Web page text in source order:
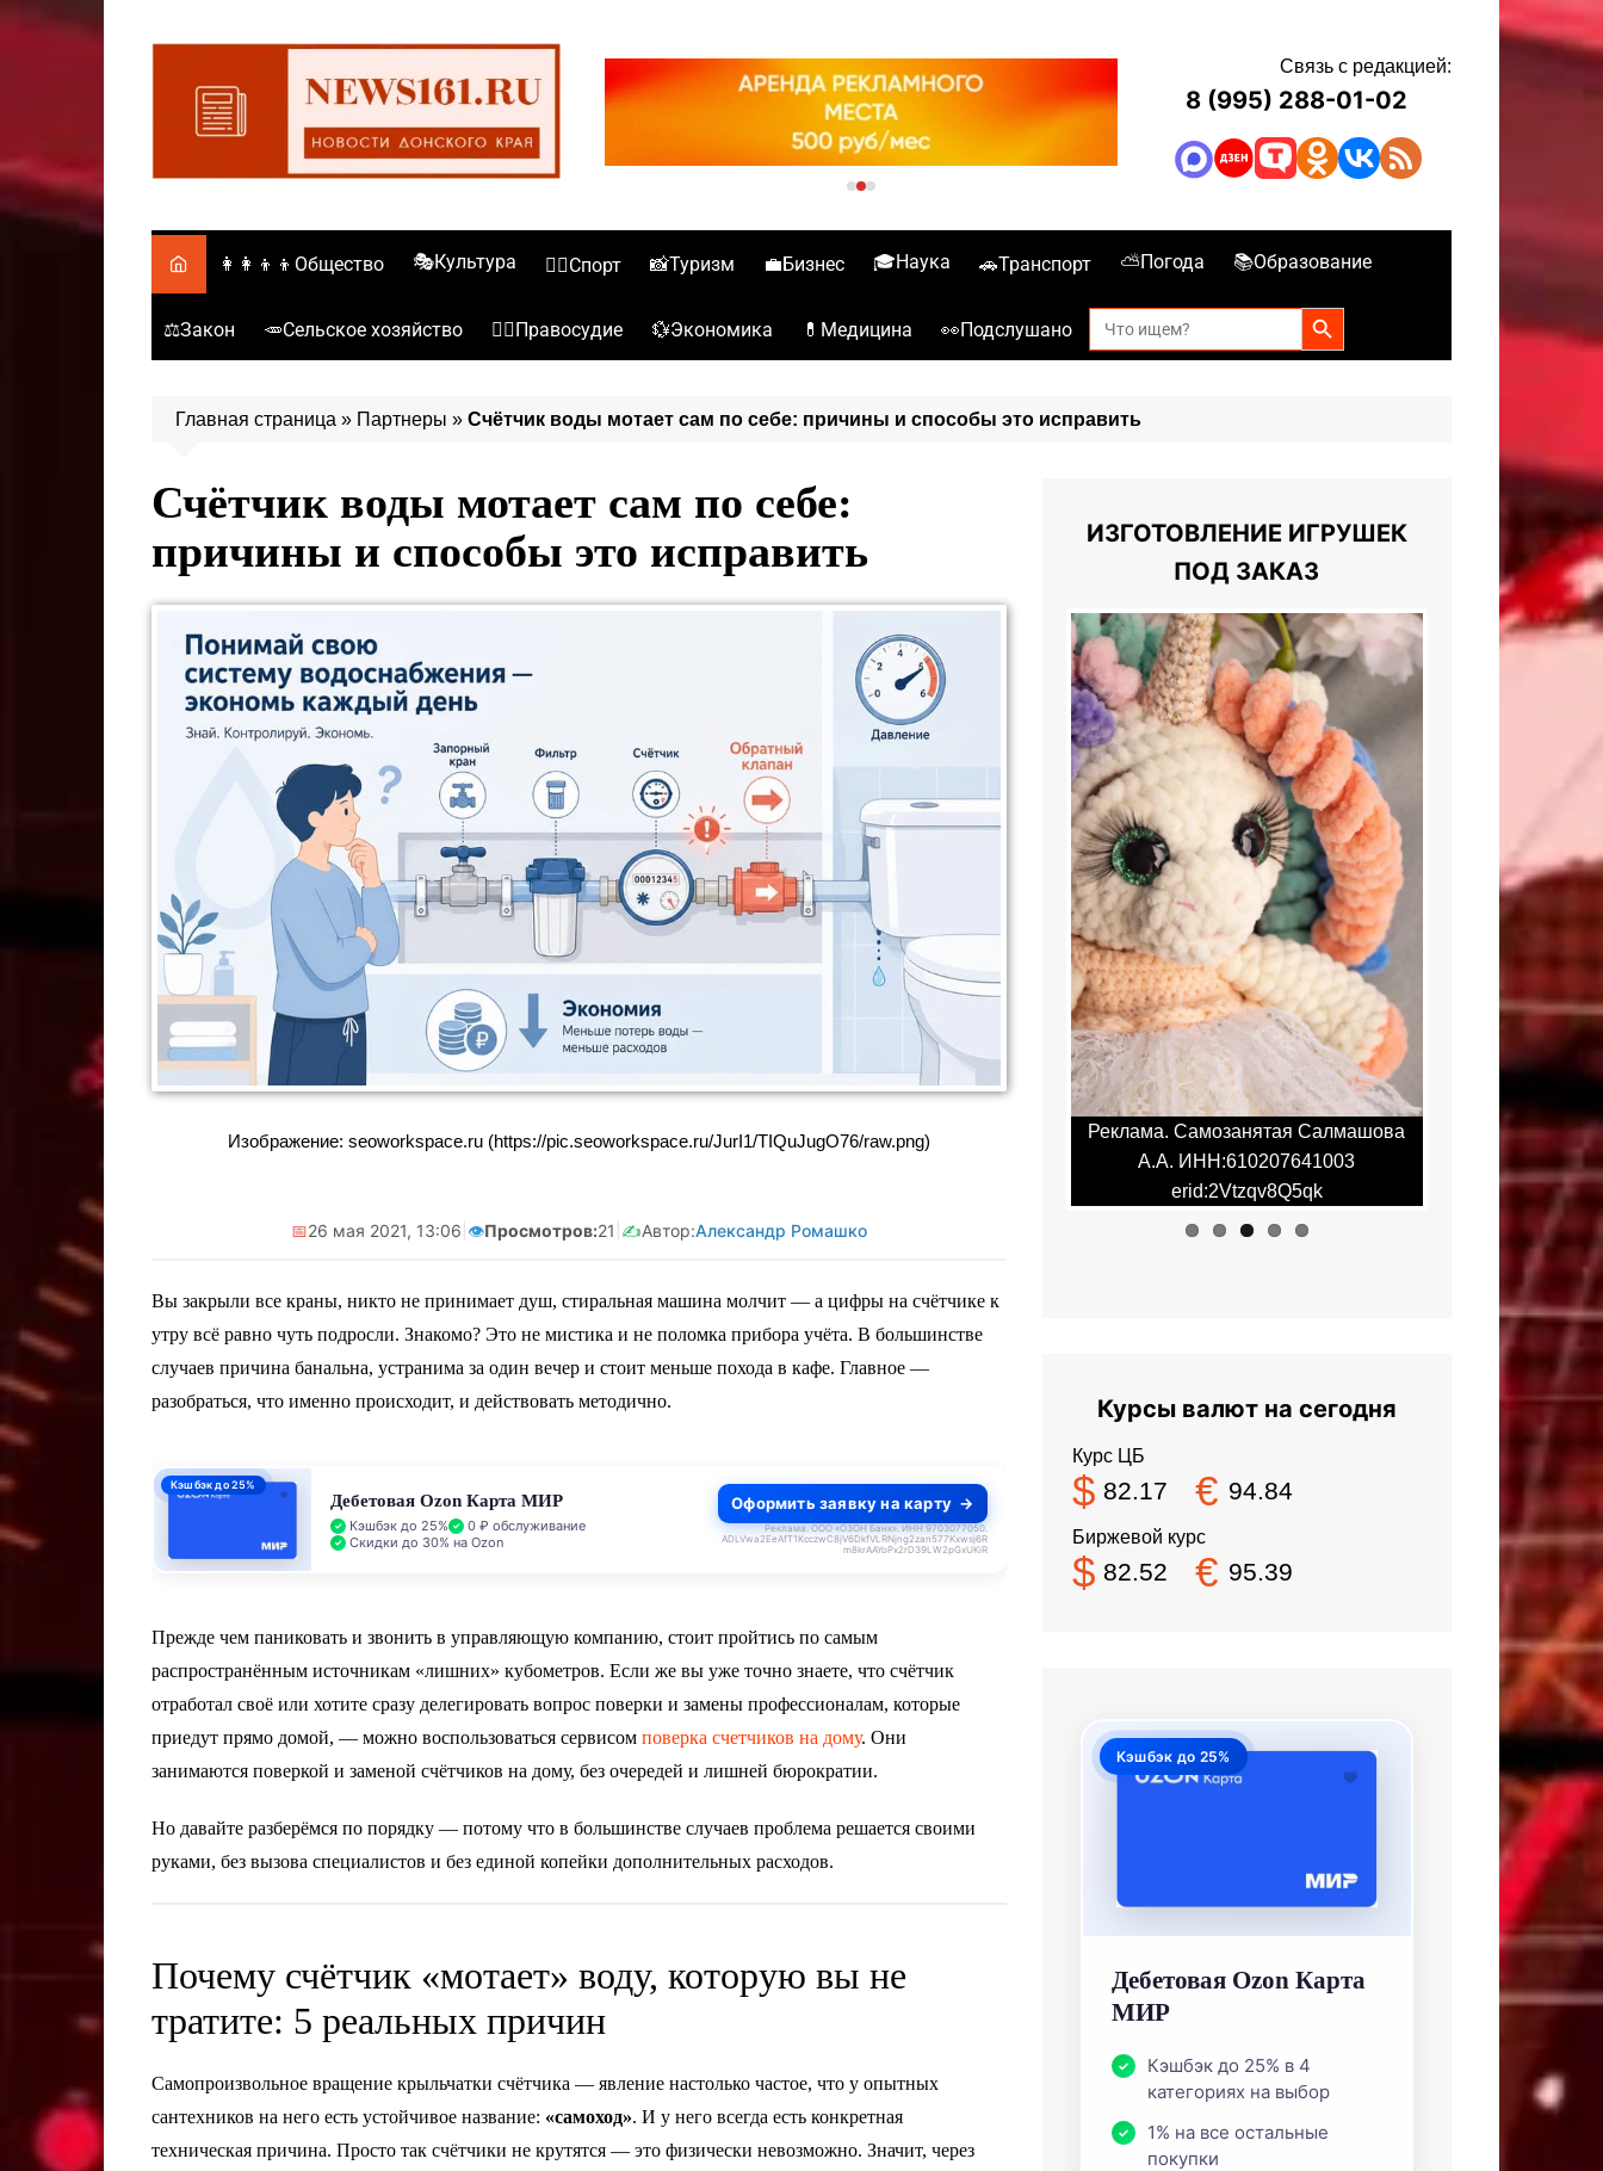
Перейти
Связь с редакцией:
8 (995) 288-01-02
👩‍👩‍👦‍👦Общество 🎭Культура 🏋️‍♀️Спорт 📸Туризм 💼Бизнес 🎓Наука 🚗Транспорт ⛅Погода 📚Образование
⚖️Закон 🥕Сельское хозяйство 👮‍♂️Правосудие 💱Экономика 💊Медицина 👀Подслушано
Search
for:
Search Button
Главная страница » Партнеры » Счётчик воды мотает сам по себе: причины и способы это исправить
Счётчик воды мотает сам по себе:
причины и способы это исправить
Изображение: seoworkspace.ru (https://pic.seoworkspace.ru/JurI1/TIQuJugO76/raw.png)
📅26 мая 2021, 13:06 👁️Просмотров:21 ✍️Автор:Александр Ромашко
Вы закрыли все краны, никто не принимает душ, стиральная машина молчит — а цифры на счётчике к
утру всё равно чуть подросли. Знакомо? Это не мистика и не поломка прибора учёта. В большинстве
случаев причина банальна, устранима за один вечер и стоит меньше похода в кафе. Главное —
разобраться, что именно происходит, и действовать методично.
ПСК 55–62,4% годовых
Кредитная Ozon Карта
Лимит до 1 000 000 ₽
0% до 140 дней
0 ₽ обслуживание
Оформить заявку на карту
Реклама. ООО «ОЗОН Банк». ИНН 9703077050.
ADLVwa2EeAfT1KcczwC8jV6DkfVLRNjng2zan577Kxwsj6R
m8krAAYoPx2rD39LW2pGxUKiR
Прежде чем паниковать и звонить в управляющую компанию, стоит пройтись по самым
распространённым источникам «лишних» кубометров. Если же вы уже точно знаете, что счётчик
отработал своё или хотите сразу делегировать вопрос поверки и замены профессионалам, которые
приедут прямо домой, — можно воспользоваться сервисом поверка счетчиков на дому. Они
занимаются поверкой и заменой счётчиков на дому, без очередей и лишней бюрократии.
Но давайте разберёмся по порядку — потому что в большинстве случаев проблема решается своими
руками, без вызова специалистов и без единой копейки дополнительных расходов.
Почему счётчик «мотает» воду, которую вы не
тратите: 5 реальных причин
Самопроизвольное вращение крыльчатки счётчика — явление настолько частое, что у опытных
сантехников на него есть устойчивое название: «самоход». И у него всегда есть конкретная
техническая причина. Просто так счётчики не крутятся — это физически невозможно. Значит, через
ИЗГОТОВЛЕНИЕ ИГРУШЕК
ПОД ЗАКАЗ
Реклама. Самозанятая Салмашова
А.А. ИНН:610207641003
Реклама. Самозанятая Салмашова
Реклама. Самозанятая Салмашова
Реклама. Самозанятая Салмашова
А.А. ИНН:610207641003
erid:2Vtzqv8Q5qk
Реклама.
Курсы валют на сегодня
Курс ЦБ
$ 82.17 € 94.84
Биржевой курс
$ 82.52 € 95.39
Кэшбэк до 25%
Дебетовая Ozon Карта
МИР
Кэшбэк до 25% в 4
категориях на выбор
1% на все остальные
покупки